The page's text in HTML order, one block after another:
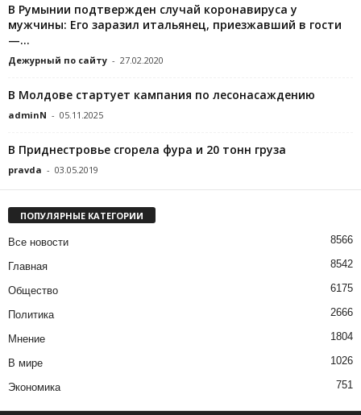
В Румынии подтвержден случай коронавируса у
мужчины: Его заразил итальянец, приезжавший в гости
—...
Дежурный по сайту - 27.02.2020
В Молдове стартует кампания по лесонасаждению
adminN - 05.11.2025
В Приднестровье сгорела фура и 20 тонн груза
pravda - 03.05.2019
ПОПУЛЯРНЫЕ КАТЕГОРИИ
Все новости 8566
Главная 8542
Общество 6175
Политика 2666
Мнение 1804
В мире 1026
Экономика 751